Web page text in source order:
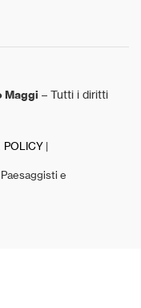
Maggi – Tutti i diritti
POLICY
e